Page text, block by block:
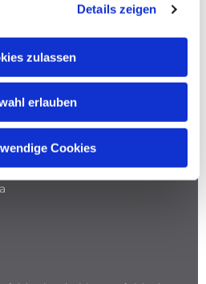
Details zeigen
zulassen
erlauben
Cookies